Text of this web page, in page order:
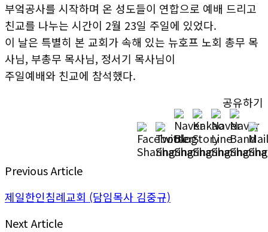
부엌공사를 시작하며 온 성도들이 연합으로 예배 드리고
친교를 나누는 시간이 2월 23일 주일에 있었다.
이 날은 특별히 본 교회가 속해 있는 뉴호프 노회 총무 목
사님, 부총무 목사님, 정서기 목사님이
주일예배와 친교에 참석했다.
공유하기
Previous Article
제일한인침례교회 (담임목사 김중규)
Next Article